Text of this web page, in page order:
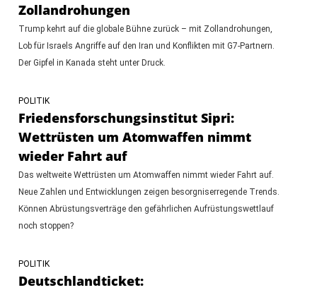
Zollandrohungen
Trump kehrt auf die globale Bühne zurück – mit Zollandrohungen,
Lob für Israels Angriffe auf den Iran und Konflikten mit G7-Partnern.
Der Gipfel in Kanada steht unter Druck.
POLITIK
Friedensforschungsinstitut Sipri:
Wettrüsten um Atomwaffen nimmt
wieder Fahrt auf
Das weltweite Wettrüsten um Atomwaffen nimmt wieder Fahrt auf.
Neue Zahlen und Entwicklungen zeigen besorgniserregende Trends.
Können Abrüstungsverträge den gefährlichen Aufrüstungswettlauf
noch stoppen?
POLITIK
Deutschlandticket: